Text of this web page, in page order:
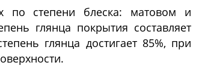
по степени блеска: матовом и
глянца покрытия составляет
глянца достигает 85%, при